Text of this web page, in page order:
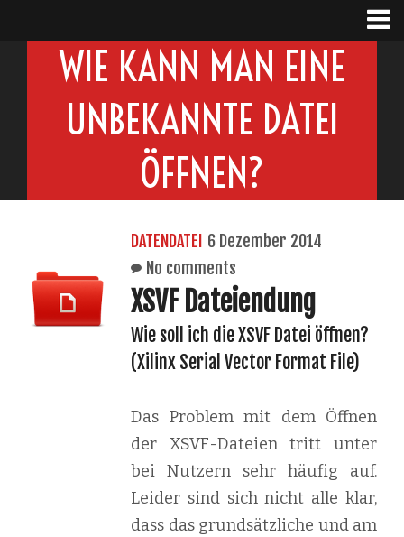
WIE KANN MAN EINE
UNBEKANNTE DATEI
ÖFFNEN?
DATENDATEI 6 Dezember 2014
No comments
XSVF Dateiendung
Wie soll ich die XSVF Datei öffnen?
(Xilinx Serial Vector Format File)
Das Problem mit dem Öffnen
der XSVF-Dateien tritt unter
bei Nutzern sehr häufig auf.
Leider sind sich nicht alle klar,
dass das grundsätzliche und am